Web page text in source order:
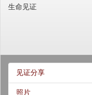
生命见证
见证分享
照片